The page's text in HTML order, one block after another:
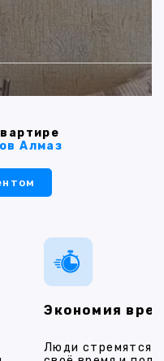
Алмаз
Экономия
Люди стремятся